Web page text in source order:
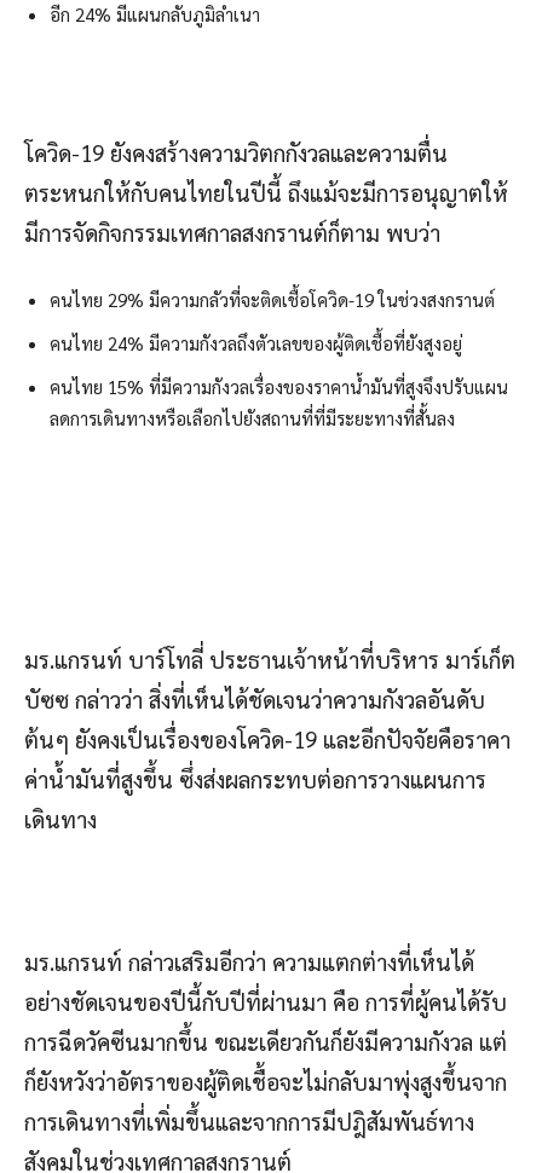
อีก 24% มีแผนกลับภูมิลำเนา
โควิด-19 ยังคงสร้างความวิตกกังวลและความตื่น
ตระหนกให้กับคนไทยในปีนี้ ถึงแม้จะมีการอนุญาตให้
มีการจัดกิจกรรมเทศกาลสงกรานต์ก็ตาม พบว่า
คนไทย 29% มีความกลัวที่จะติดเชื้อโควิด-19 ในช่วงสงกรานต์
คนไทย 24% มีความกังวลถึงตัวเลขของผู้ติดเชื้อที่ยังสูงอยู่
คนไทย 15% ที่มีความกังวลเรื่องของราคาน้ำมันที่สูงจึงปรับแผน
ลดการเดินทางหรือเลือกไปยังสถานที่ที่มีระยะทางที่สั้นลง
มร.แกรนท์ บาร์โทลี่ ประธานเจ้าหน้าที่บริหาร มาร์เก็ต
บัซซ กล่าวว่า สิ่งที่เห็นได้ชัดเจนว่าความกังวลอันดับ
ต้นๆ ยังคงเป็นเรื่องของโควิด-19 และอีกปัจจัยคือราคา
ค่าน้ำมันที่สูงขึ้น ซึ่งส่งผลกระทบต่อการวางแผนการ
เดินทาง
มร.แกรนท์ กล่าวเสริมอีกว่า ความแตกต่างที่เห็นได้
อย่างชัดเจนของปีนี้กับปีที่ผ่านมา คือ การที่ผู้คนได้รับ
การฉีดวัคซีนมากขึ้น ขณะเดียวกันก็ยังมีความกังวล แต่
ก็ยังหวังว่าอัตราของผู้ติดเชื้อจะไม่กลับมาพุ่งสูงขึ้นจาก
การเดินทางที่เพิ่มขึ้นและจากการมีปฎิสัมพันธ์ทาง
สังคมในช่วงเทศกาลสงกรานต์